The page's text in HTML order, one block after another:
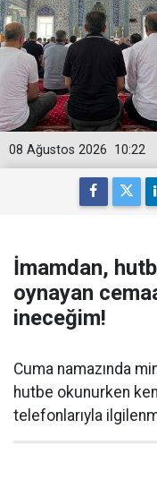
10:22
08 Ağustos 2026
İmamdan,
oynayan
ineceğim!
Cuma namazında
hutbe okunurken
telefonlarıyla